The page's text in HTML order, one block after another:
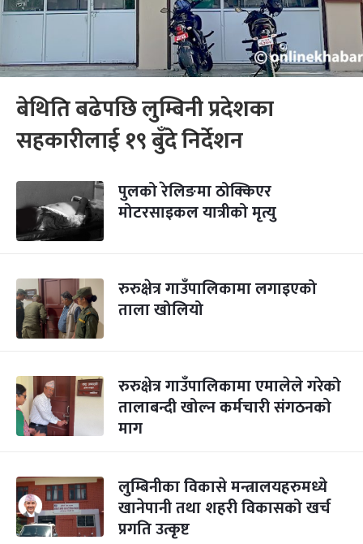
बेथिति बढेपछि लुम्बिनी प्रदेशका
सहकारीलाई १९ बुँदे निर्देशन
पुलको रेलिङमा ठोक्किएर
मोटरसाइकल यात्रीको मृत्यु
रुरुक्षेत्र गाउँपालिकामा लगाइएको
ताला खोलियो
रुरुक्षेत्र गाउँपालिकामा एमालेले गरेको
तालाबन्दी खोल्न कर्मचारी संगठनको
माग
लुम्बिनीका विकासे मन्त्रालयहरुमध्ये
खानेपानी तथा शहरी विकासको खर्च
प्रगति उत्कृष्ट